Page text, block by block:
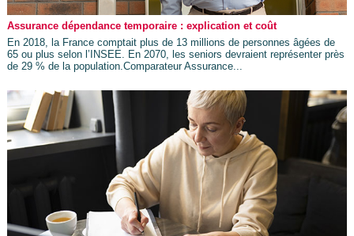
Assurance dépendance temporaire : explication et coût
En 2018, la France comptait plus de 13 millions de personnes âgées de
65 ou plus selon l’INSEE. En 2070, les seniors devraient représenter près
de 29 % de la population.Comparateur Assurance...